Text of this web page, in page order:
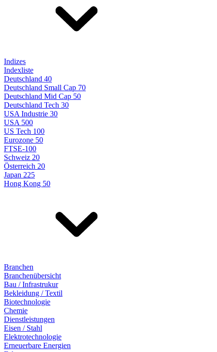
Indizes
Indexliste
Deutschland 40
Deutschland Small Cap 70
Deutschland Mid Cap 50
Deutschland Tech 30
USA Industrie 30
USA 500
US Tech 100
Eurozone 50
FTSE-100
Schweiz 20
Österreich 20
Japan 225
Hong Kong 50
Branchen
Branchenübersicht
Bau / Infrastrukur
Bekleidung / Textil
Biotechnologie
Chemie
Dienstleistungen
Eisen / Stahl
Elektrotechnologie
Erneuerbare Energien